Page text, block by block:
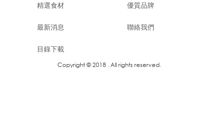
精選食材 優質品牌
最新消息 聯絡我們
目錄下載
Copyright © 2018 . All rights reserved.